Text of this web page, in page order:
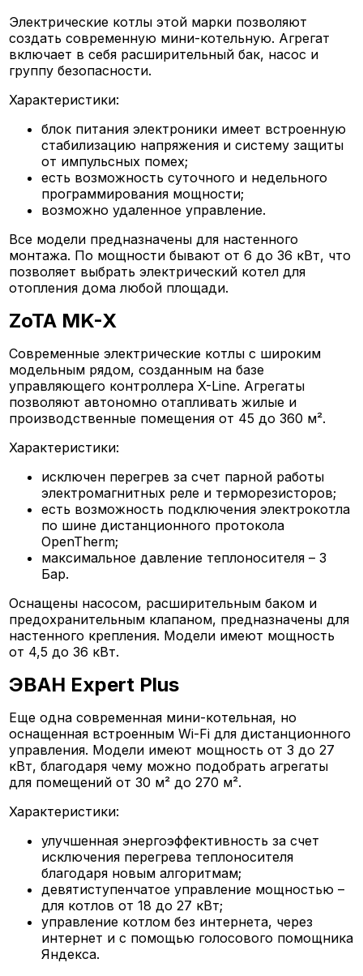
Электрические котлы этой марки позволяют
создать современную мини-котельную. Агрегат
включает в себя расширительный бак, насос и
группу безопасности.
Характеристики:
блок питания электроники имеет встроенную
стабилизацию напряжения и систему защиты
от импульсных помех;
есть возможность суточного и недельного
программирования мощности;
возможно удаленное управление.
Все модели предназначены для настенного
монтажа. По мощности бывают от 6 до 36 кВт, что
позволяет выбрать электрический котел для
отопления дома любой площади.
ZoTA MK-X
Современные электрические котлы с широким
модельным рядом, созданным на базе
управляющего контроллера X-Line. Агрегаты
позволяют автономно отапливать жилые и
производственные помещения от 45 до 360 м².
Характеристики:
исключен перегрев за счет парной работы
электромагнитных реле и терморезисторов;
есть возможность подключения электрокотла
по шине дистанционного протокола
OpenTherm;
максимальное давление теплоносителя – 3
Бар.
Оснащены насосом, расширительным баком и
предохранительным клапаном, предназначены для
настенного крепления. Модели имеют мощность
от 4,5 до 36 кВт.
ЭВАН Expert Plus
Еще одна современная мини-котельная, но
оснащенная встроенным Wi-Fi для дистанционного
управления. Модели имеют мощность от 3 до 27
кВт, благодаря чему можно подобрать агрегаты
для помещений от 30 м² до 270 м².
Характеристики:
улучшенная энергоэффективность за счет
исключения перегрева теплоносителя
благодаря новым алгоритмам;
девятиступенчатое управление мощностью –
для котлов от 18 до 27 кВт;
управление котлом без интернета, через
интернет и с помощью голосового помощника
Яндекса.